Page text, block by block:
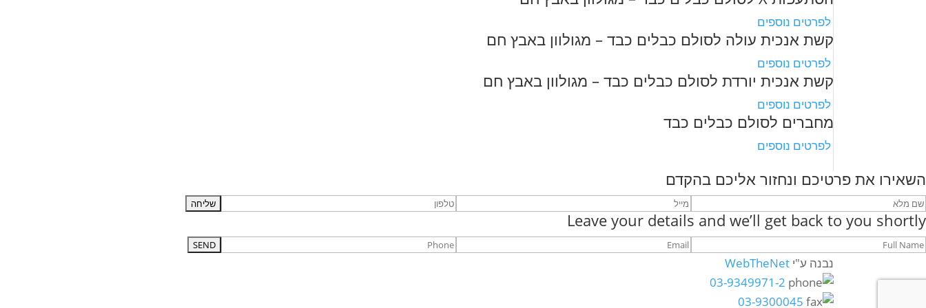
לפרטים נוספים
קשת אנכית עולה לסולם כבלים כבד – מגולוון באבץ חם
לפרטים נוספים
קשת אנכית יורדת לסולם כבלים כבד – מגולוון באבץ חם
לפרטים נוספים
מחברים לסולם כבלים כבד
לפרטים נוספים
השאירו את פרטיכם ונחזור אליכם בהקדם
Leave your details and we’ll get back to you shortly
נבנה ע"יWebTheNet
03-9349971-2